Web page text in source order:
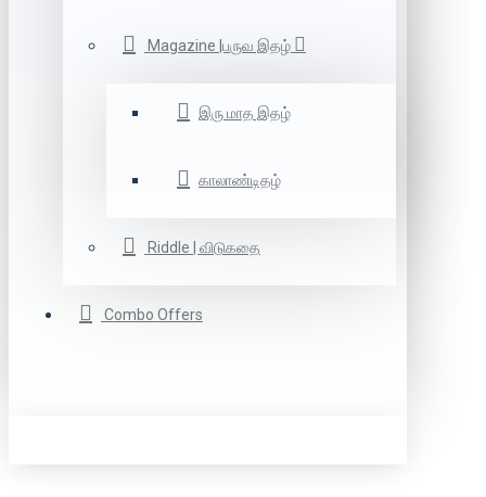
Magazine |பருவ இதழ்
இரு மாத இதழ்
காலாண்டிதழ்
Riddle | விடுகதை
Combo Offers